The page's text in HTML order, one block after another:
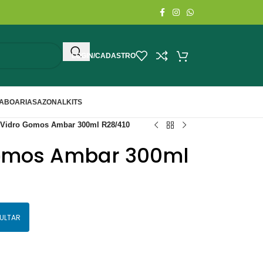
LOGIN/CADASTRO
SAZONALKITS
Gomos Ambar 300ml R28/410
Ambar 300ml